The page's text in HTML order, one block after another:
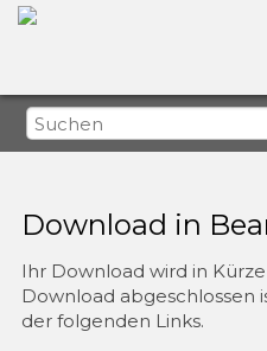
Download in
Ihr Download wird in
Download abgeschlossen
der folgenden Links.